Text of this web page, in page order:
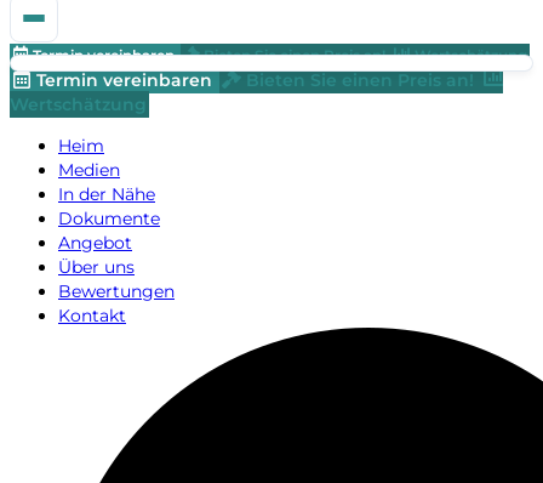
Termin vereinbaren Bieten Sie einen Preis an! Wertschätzung
Termin vereinbaren
Bieten Sie einen Preis an!
Wertschätzung
Heim
Medien
In der Nähe
Dokumente
Angebot
Über uns
Bewertungen
Kontakt